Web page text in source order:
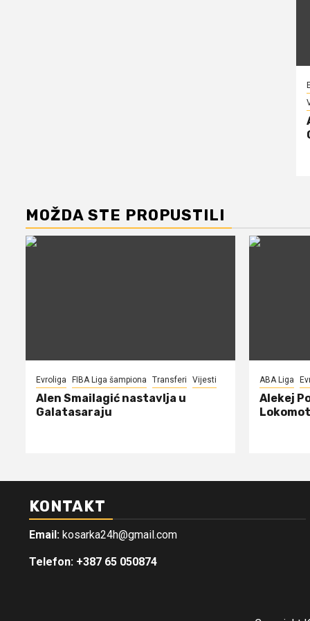
MOŽDA STE PROPUSTILI
Evroliga FIBA Liga šampiona Transferi Vijesti
Alen Smailagić nastavlja u
Galatasaraju
ABA Liga
Alekej
KONTAKT
Email: kosarka24h@gmail.com
Telefon: +387 65 050874